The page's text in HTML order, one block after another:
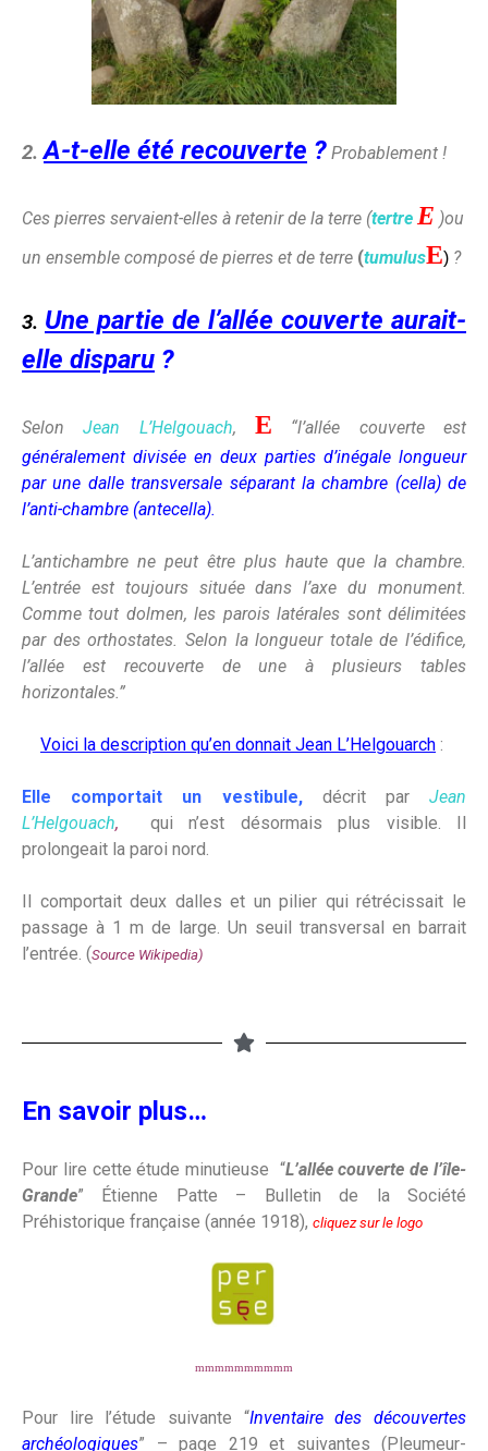
2.A-t-elle été recouverte ? Probablement !
Ces pierres servaient-elles à retenir de la terre (tertre E )ou
un ensemble composé de pierres et de terre (tumulusE) ?
3. Une partie de l’allée couverte aurait-
elle disparu ?
SelonJean L’Helgouach,E
“l’allée couverte est
généralement divisée en deux parties d’inégale longueur
par une dalle transversale séparant la chambre (cella) de
l’anti-chambre (antecella).
L’antichambre ne peut être plus haute que la chambre.
L’entrée est toujours située dans l’axe du monument.
Comme tout dolmen, les parois latérales sont délimitées
par desorthostates. Selon la longueur totale de l’édifice,
l’allée est recouverte de une à plusieurs tables
horizontales.”
Voici la description qu’en donnait Jean L’Helgouarch :
Elle comportait un vestibule,décrit par Jean
L’Helgouach,
qui n’est désormais plus visible. Il
prolongeait la paroi nord.
Il comportait deux dalles et un pilier qui rétrécissait le
passage à 1 m de large. Un seuil transversal en barrait
l’entrée. (Source Wikipedia)
En savoir plus…
Pour lire cette étude minutieuse “L’allée couverte de l’île-
Grande” Étienne Patte – Bulletin de la Société
Préhistorique française (année 1918), cliquez sur le logo
mmmmmmmmmm
Pour lire l’étude suivante “Inventaire des découvertes
archéologiques” – page 219 et suivantes (Pleumeur-